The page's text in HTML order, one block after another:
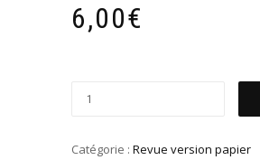
6,00€
Catégorie : Revue version papier